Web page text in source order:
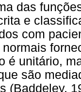
das
e
com
é unitário,
são
(Baddeley,